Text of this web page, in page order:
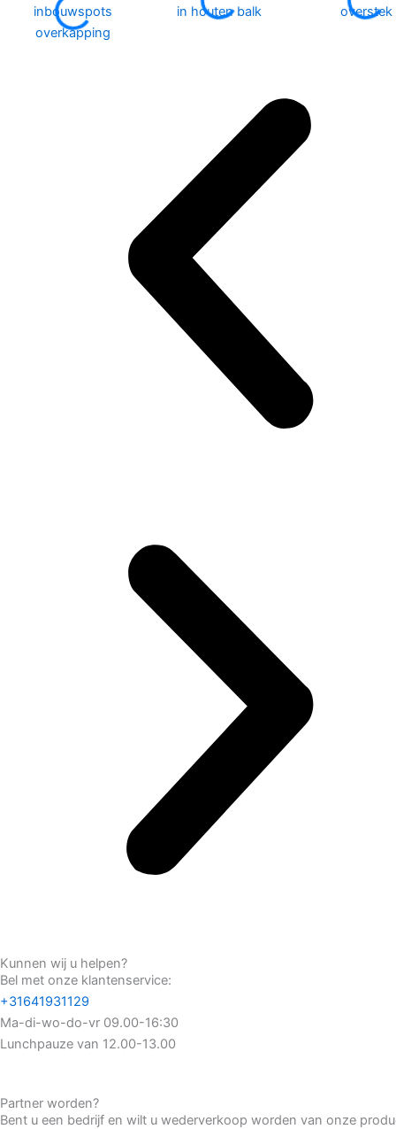
Kunnen wij u helpen?
Bel met onze klantenservice:
+31641931129
Ma-di-wo-do-vr 09.00-16:30
Lunchpauze van 12.00-13.00
Partner worden?
Bent u een bedrijf en wilt u wederverkoop worden van onze